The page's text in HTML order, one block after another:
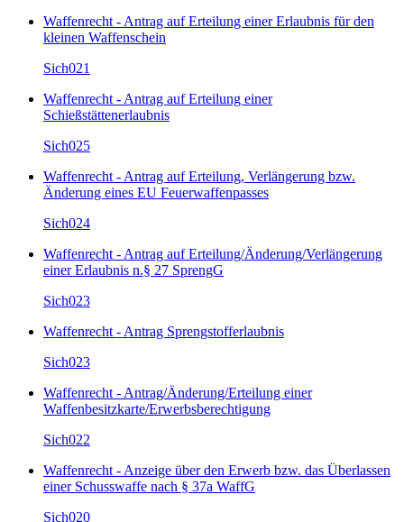
Waffenrecht - Antrag auf Erteilung einer Erlaubnis für den
kleinen Waffenschein
Sich021
Waffenrecht - Antrag auf Erteilung einer
Schießstättenerlaubnis
Sich025
Waffenrecht - Antrag auf Erteilung, Verlängerung bzw.
Änderung eines EU Feuerwaffenpasses
Sich024
Waffenrecht - Antrag auf Erteilung/Änderung/Verlängerung
einer Erlaubnis n.§ 27 SprengG
Sich023
Waffenrecht - Antrag Sprengstofferlaubnis
Sich023
Waffenrecht - Antrag/Änderung/Erteilung einer
Waffenbesitzkarte/Erwerbsberechtigung
Sich022
Waffenrecht - Anzeige über den Erwerb bzw. das Überlassen
einer Schusswaffe nach § 37a WaffG
Sich020